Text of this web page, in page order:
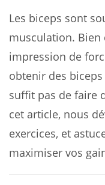
Les biceps sont
musculation. Bien
impression de
obtenir des
suffit pas de faire
cet article, nous
exercices, et
maximiser vos